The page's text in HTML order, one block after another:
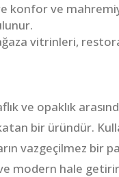
konfor ve
vitrinleri,
ve opaklık
bir üründür.
vazgeçilmez bir
ve modern hale